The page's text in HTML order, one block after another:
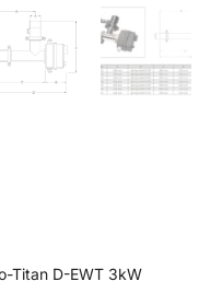
Titan D-EWT 3kW